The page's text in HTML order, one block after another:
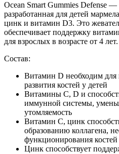
Ocean Smart Gummies Defense —
разработанная для детей
цинк и витамин D3. Это
обеспечивает поддержку
для взрослых в возрасте от 4 лет.
Состав:
Витамин D необходим для
развития костей у детей
Витамины С, D и
иммунной системы,
утомляемость
Витамин С, цинк
образованию коллагена,
функционирования костей
Цинк способствует